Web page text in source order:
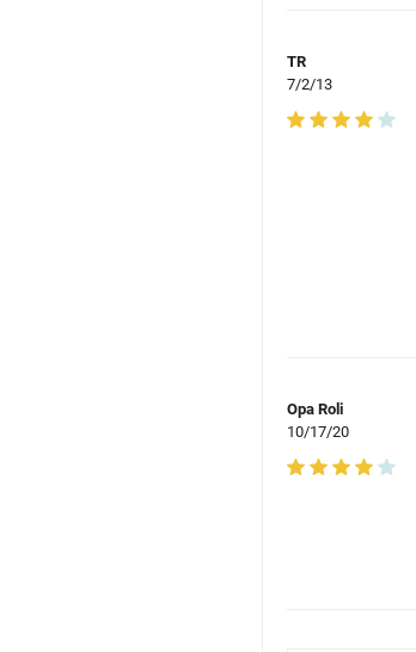
TR
7/2/13
Opa Roli
10/17/20